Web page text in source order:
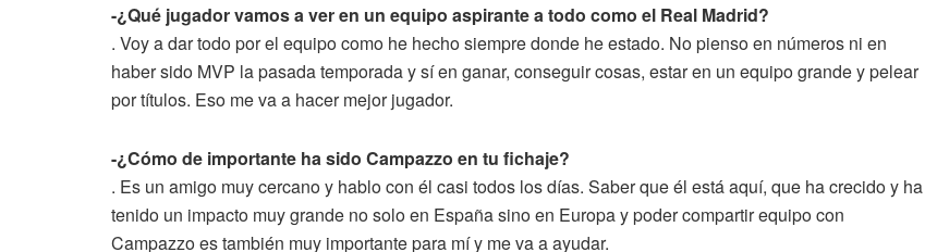
-¿Qué jugador vamos a ver en un equipo aspirante a todo como el Real Madrid?
. Voy a dar todo por el equipo como he hecho siempre donde he estado. No pienso en números ni en
haber sido MVP la pasada temporada y sí en ganar, conseguir cosas, estar en un equipo grande y pelear
por títulos. Eso me va a hacer mejor jugador.
-¿Cómo de importante ha sido Campazzo en tu fichaje?
. Es un amigo muy cercano y hablo con él casi todos los días. Saber que él está aquí, que ha crecido y ha
tenido un impacto muy grande no solo en España sino en Europa y poder compartir equipo con
Campazzo es también muy importante para mí y me va a ayudar.